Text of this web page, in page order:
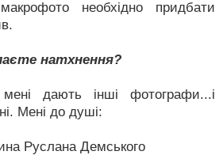
необхідно придбати
натхнення?
дають інші фотографи...і
Мені до душі:
Руслана Демського